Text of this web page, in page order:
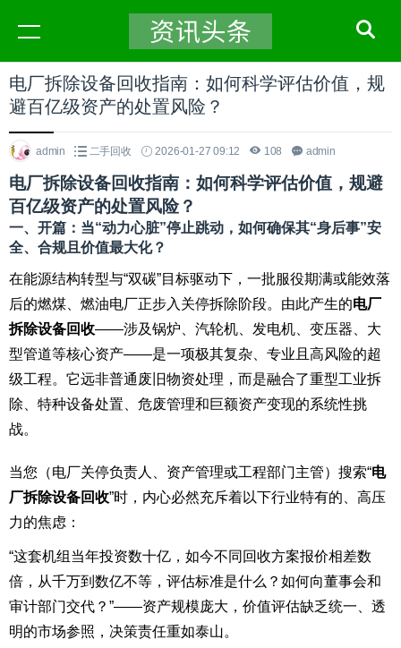
电厂拆除设备回收指南：如何科学评估价值，规
避百亿级资产的处置风险？
admin 二手回收 2026-01-27 09:12 108 admin
电厂拆除设备回收指南：如何科学评估价值，规避
百亿级资产的处置风险？
一、开篇：当“动力心脏”停止跳动，如何确保其“身后事”安
全、合规且价值最大化？
在能源结构转型与“双碳”目标驱动下，一批服役期满或能效落
后的燃煤、燃油电厂正步入关停拆除阶段。由此产生的电厂
拆除设备回收——涉及锅炉、汽轮机、发电机、变压器、大
型管道等核心资产——是一项极其复杂、专业且高风险的超
级工程。它远非普通废旧物资处理，而是融合了重型工业拆
除、特种设备处置、危废管理和巨额资产变现的系统性挑
战。
当您（电厂关停负责人、资产管理或工程部门主管）搜索“电
厂拆除设备回收”时，内心必然充斥着以下行业特有的、高压
力的焦虑：
“这套机组当年投资数十亿，如今不同回收方案报价相差数
倍，从千万到数亿不等，评估标准是什么？如何向董事会和
审计部门交代？”——资产规模庞大，价值评估缺乏统一、透
明的市场参照，决策责任重如泰山。